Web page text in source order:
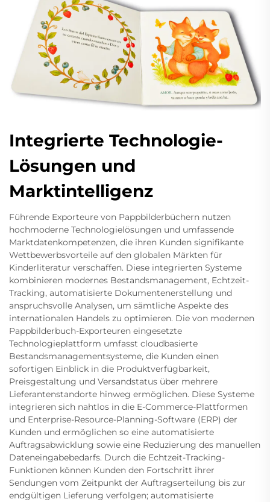
Integrierte Technologie-
Lösungen und
Marktintelligenz
Führende Exporteure von Pappbilderbüchern nutzen
hochmoderne Technologielösungen und umfassende
Marktdatenkompetenzen, die ihren Kunden signifikante
Wettbewerbsvorteile auf den globalen Märkten für
Kinderliteratur verschaffen. Diese integrierten Systeme
kombinieren modernes Bestandsmanagement, Echtzeit-
Tracking, automatisierte Dokumentenerstellung und
anspruchsvolle Analysen, um sämtliche Aspekte des
internationalen Handels zu optimieren. Die von modernen
Pappbilderbuch-Exporteuren eingesetzte
Technologieplattform umfasst cloudbasierte
Bestandsmanagementsysteme, die Kunden einen
sofortigen Einblick in die Produktverfügbarkeit,
Preisgestaltung und Versandstatus über mehrere
Lieferantenstandorte hinweg ermöglichen. Diese Systeme
integrieren sich nahtlos in die E-Commerce-Plattformen
und Enterprise-Resource-Planning-Software (ERP) der
Kunden und ermöglichen so eine automatisierte
Auftragsabwicklung sowie eine Reduzierung des manuellen
Dateneingabebedarfs. Durch die Echtzeit-Tracking-
Funktionen können Kunden den Fortschritt ihrer
Sendungen vom Zeitpunkt der Auftragserteilung bis zur
endgültigen Lieferung verfolgen; automatisierte